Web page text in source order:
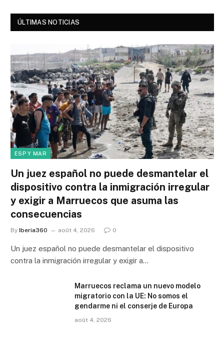
ÚLTIMAS NOTICIAS
ESP Y MAR
Un juez español no puede desmantelar el
dispositivo contra la inmigración irregular
y exigir a Marruecos que asuma las
consecuencias
By Iberia360 août 4, 2026 0
Un juez español no puede desmantelar el dispositivo
contra la inmigración irregular y exigir a…
Marruecos reclama un nuevo modelo
migratorio con la UE: No somos el
gendarme ni el conserje de Europa
août 4, 2026